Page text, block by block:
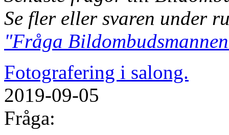
Se fler eller svaren under
"Fråga
Fotografering i salong.
2019-09-05
Fråga: